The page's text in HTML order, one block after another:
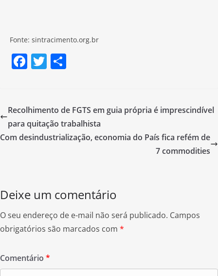
Fonte: sintracimento.org.br
F
e
b
o
T
er e
Recolhimento de FGTS em guia própria é imprescindível
para quitação trabalhista
Com desindustrialização, economia do País fica refém de
7 commodities
Deixe um comentário
O seu endereço de e-mail não será publicado. Campos
obrigatórios são marcados com *
Comentário *